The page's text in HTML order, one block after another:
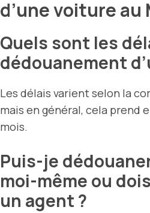
d’une voiture au
Quels sont les
dédouanement
Les délais varient selon la
mais en général, cela prend
mois.
Puis-je
moi-même ou
un agent ?